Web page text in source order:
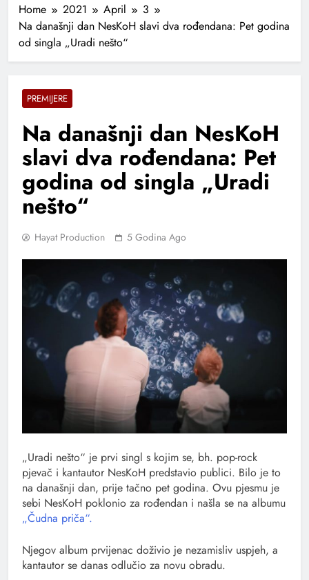
Home 2021 April
3
Na današnji dan NesKoH slavi dva rođendana: Pet godina
od singla „Uradi nešto“
PREMIJERE
Na današnji dan NesKoH
slavi dva rođendana: Pet
godina od singla „Uradi
nešto“
Hayat Production 5 Godina Ago
„Uradi nešto“ je prvi singl s kojim se, bh. pop-rock
pjevač i kantautor NesKoH predstavio publici. Bilo je to
na današnji dan, prije tačno pet godina. Ovu pjesmu je
sebi NesKoH poklonio za rođendan i našla se na albumu
„Čudna priča“.
Njegov album prvijenac doživio je nezamisliv uspjeh, a
kantautor se danas odlučio za novu obradu.